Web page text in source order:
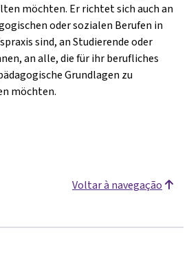
möchten. Er richtet sich auch an
oder sozialen Berufen in
sind, an Studierende oder
an alle, die für ihr berufliches
Grundlagen zu
möchten.
Voltar à navegação